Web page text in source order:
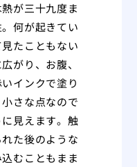
が三十九度ま
何が起きてい
たこともない
がり、お腹、
インクで塗り
さな点なので
見えます。触
た後のような
むこともまま